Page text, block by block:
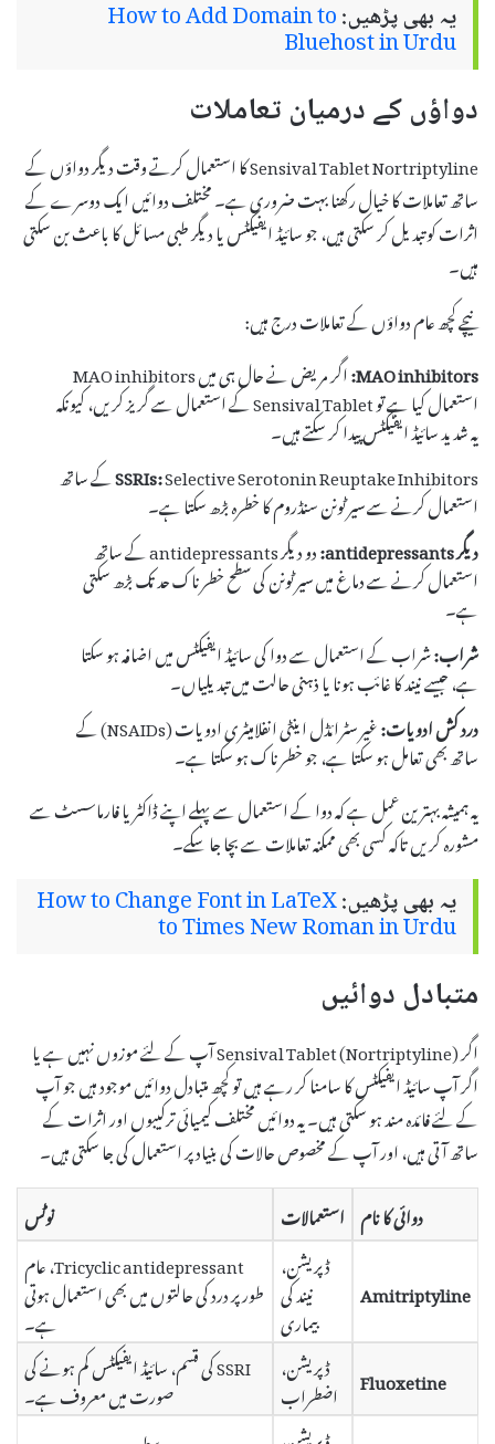
یہ بھی پڑھیں:How to Add Domain to
Bluehost in Urdu
دواؤں کے درمیان تعاملات
Sensival Tablet Nortriptyline کا استعمال کرتے وقت دیگر دواؤں کے
ساتھ تعاملات کا خیال رکھنا بہت ضروری ہے۔ مختلف دوائیں ایک دوسرے کے
اثرات کو تبدیل کر سکتی ہیں، جو سائیڈ ایفیکٹس یا دیگر طبی مسائل کا باعث بن سکتی
ہیں۔
نیچے کچھ عام دواؤں کے تعاملات درج ہیں:
MAO inhibitors:
اگر مریض نے حال ہی میں MAO inhibitors
استعمال کیا ہے تو Sensival Tablet کے استعمال سے گریز کریں، کیونکہ
یہ شدید سائیڈ ایفیکٹس پیدا کر سکتے ہیں۔
SSRIs:Selective Serotonin Reuptake Inhibitors کے ساتھ
استعمال کرنے سے سیرٹونن سنڈروم کا خطرہ بڑھ سکتا ہے۔
دیگر antidepressants:
دو دیگر antidepressants کے ساتھ
استعمال کرنے سے دماغ میں سیرٹونن کی سطح خطرناک حد تک بڑھ سکتی
ہے۔
شراب:شراب کے استعمال سے دوا کی سائیڈ ایفیکٹس میں اضافہ ہو سکتا
ہے، جیسے نیند کا غائب ہونا یا ذہنی حالت میں تبدیلیاں۔
درد کش ادویات:
غیر سٹرائڈل اینٹی انفلامیٹری ادویات (NSAIDs) کے
ساتھ بھی تعامل ہو سکتا ہے، جو خطرناک ہو سکتا ہے۔
یہ ہمیشہ بہترین عمل ہے کہ دوا کے استعمال سے پہلے اپنے ڈاکٹر یا فارماسسٹ سے
مشورہ کریں تاکہ کسی بھی ممکنہ تعاملات سے بچا جا سکے۔
یہ بھی پڑھیں:How to Change Font in LaTeX
to Times New Roman in Urdu
متبادل دوائیں
اگر Sensival Tablet (Nortriptyline) آپ کے لئے موزوں نہیں ہے یا
اگر آپ سائیڈ ایفیکٹس کا سامنا کر رہے ہیں تو کچھ متبادل دوائیں موجود ہیں جو آپ
کے لئے فائدہ مند ہو سکتی ہیں۔ یہ دوائیں مختلف کیمیائی ترکیبوں اور اثرات کے
ساتھ آتی ہیں، اور آپ کے مخصوص حالات کی بنیاد پر استعمال کی جا سکتی ہیں۔
دوائی کا نام استعمالات
نوٹس
Amitriptyline
ڈپریشن،
نیند کی
بیماری
Tricyclic antidepressant، عام
طور پر درد کی حالتوں میں بھی استعمال ہوتی
ہے۔
Fluoxetine
ڈپریشن،
اضطراب
SSRI کی قسم، سائیڈ ایفیکٹس کم ہونے کی
صورت میں معروف ہے۔